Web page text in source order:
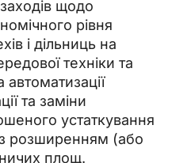
щодо
рівня
і дільниць на
техніки та
автоматизації
та заміни
устаткування
розширенням (або
площ.